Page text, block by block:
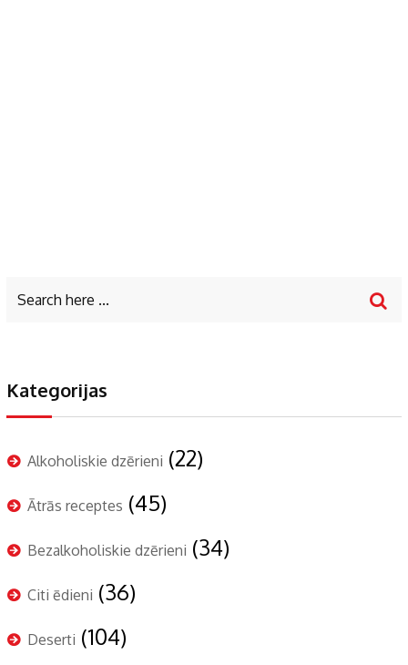
Kategorijas
Alkoholiskie dzērieni (22)
Ātrās receptes (45)
Bezalkoholiskie dzērieni (34)
Citi ēdieni (36)
Deserti (104)